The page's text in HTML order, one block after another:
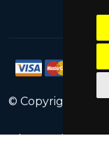
© Copyright 2026
Obserwuj nas: